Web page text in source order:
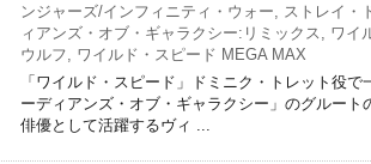
ンジャーズ/インフィニティ・ウォー, ストレイ・
ィアンズ・オブ・ギャラクシー:リミックス, ワイ
ウルフ, ワイルド・スピード MEGA MAX
「ワイルド・スピード」ドミニク・トレット役
ーディアンズ・オブ・ギャラクシー」のグルー
俳優として活躍するヴィ ...